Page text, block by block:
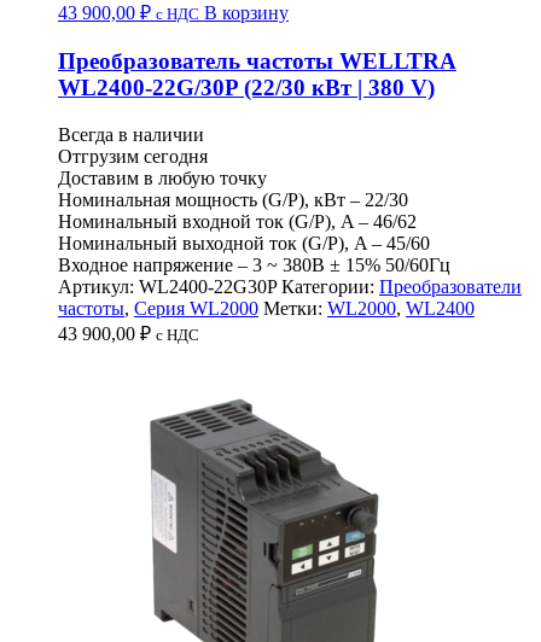
43 900,00 ₽ c НДС В корзину
Преобразователь частоты WELLTRA
WL2400-22G/30P (22/30 кВт | 380 V)
Всегда в наличии
Отгрузим сегодня
Доставим в любую точку
Номинальная мощность (G/P), кВт – 22/30
Номинальный входной ток (G/P), A – 46/62
Номинальный выходной ток (G/P), A – 45/60
Входное напряжение – 3 ~ 380B ± 15% 50/60Гц
Артикул: WL2400-22G30P Категории: Преобразователи
частоты, Серия WL2000 Метки: WL2000, WL2400
43 900,00 ₽ c НДС